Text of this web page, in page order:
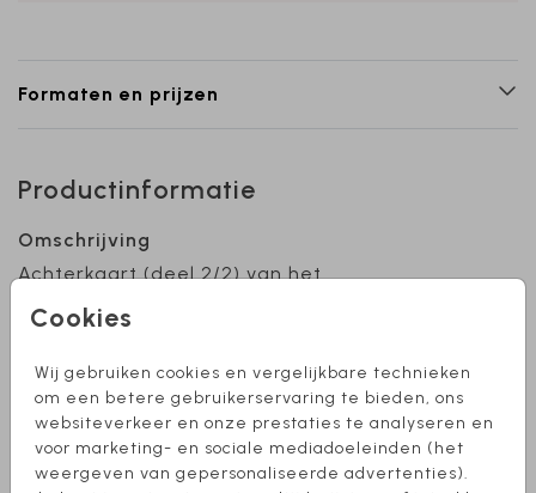
Cookies
Wij gebruiken cookies en vergelijkbare technieken
om een betere gebruikerservaring te bieden, ons
websiteverkeer en onze prestaties te analyseren en
voor marketing- en sociale mediadoeleinden (het
weergeven van gepersonaliseerde advertenties).
Formaten en prijzen
Productinformatie
Omschrijving
Achterkaart (deel 2/2) van het
geboortekaartje met kalkpapier Fay met
bloemenkrans. Let op: zet alle tekst op de
achter­zijde van deze achterkaart (swipe
hiervoor naar links of klik op het rechter pijltje).
Het kalk­papierkaartje wordt namelijk op de
voorzijde van deze achterkaart bevestigd.
Toon meer
Collectie